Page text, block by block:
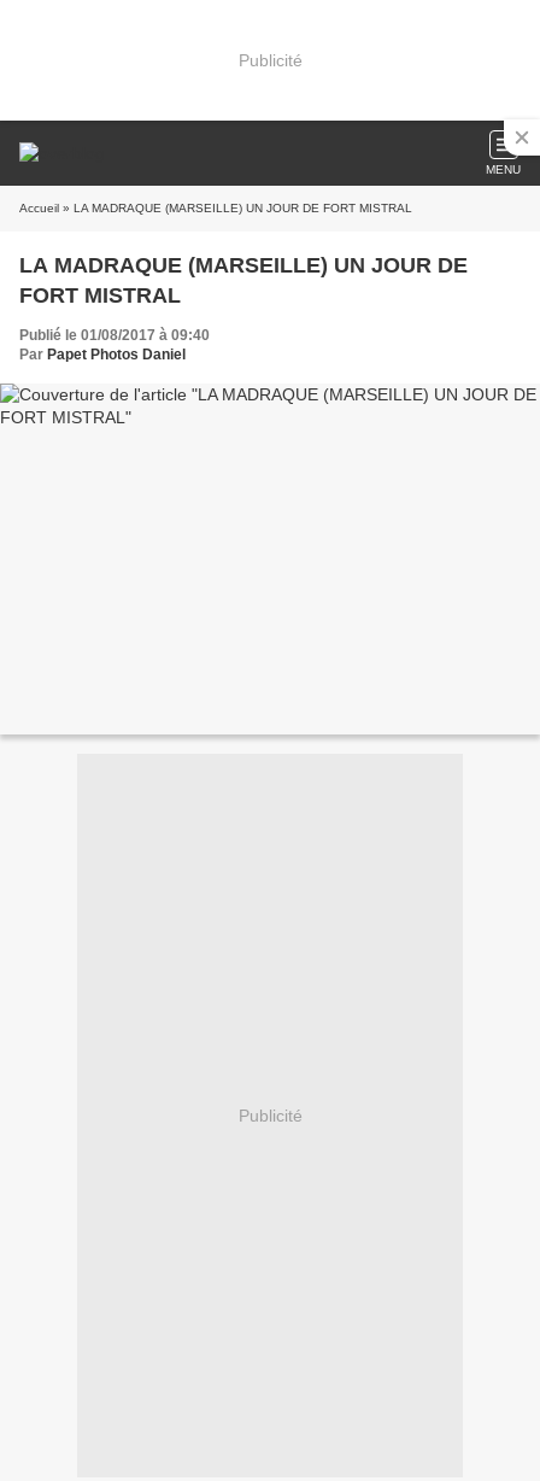
Publicité
MENU
Accueil » LA MADRAQUE (MARSEILLE) UN JOUR DE FORT MISTRAL
LA MADRAQUE (MARSEILLE) UN JOUR DE
FORT MISTRAL
Publié le 01/08/2017 à 09:40
Par Papet Photos Daniel
Publicité